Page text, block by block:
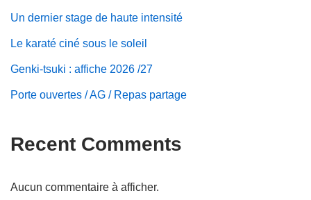
Un dernier stage de haute intensité
Le karaté ciné sous le soleil
Genki-tsuki : affiche 2026 /27
Porte ouvertes / AG / Repas partage
Recent Comments
Aucun commentaire à afficher.